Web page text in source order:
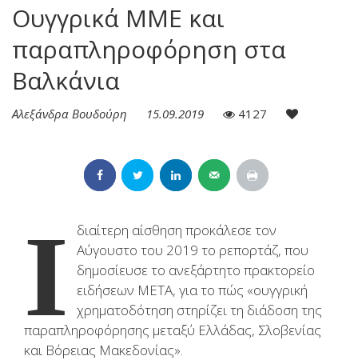
Ουγγρικά ΜΜΕ και
παραπληροφόρηση στα
Βαλκάνια
Αλεξάνδρα Βουδούρη 15.09.2019 4127
Ι
διαίτερη αίσθηση προκάλεσε τον
Αύγουστο του 2019 το ρεπορτάζ, που
δημοσίευσε το ανεξάρτητο πρακτορείο
ειδήσεων META, για το πώς «ουγγρική
χρηματοδότηση στηρίζει τη διάδοση της
παραπληροφόρησης μεταξύ Ελλάδας, Σλοβενίας
και Βόρειας Μακεδονίας».